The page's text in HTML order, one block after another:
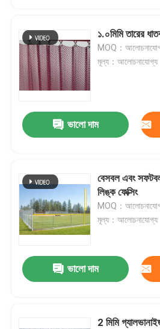
১.০মিমি তারের
MOQ：
মূল্য：আলোচনাযোগ্য
ভালো দাম
বেসবল এবং
লিঙ্ক ফেক্সিং
MOQ：
মূল্য：আলোচনাযোগ্য
ভালো দাম
2 মিমি